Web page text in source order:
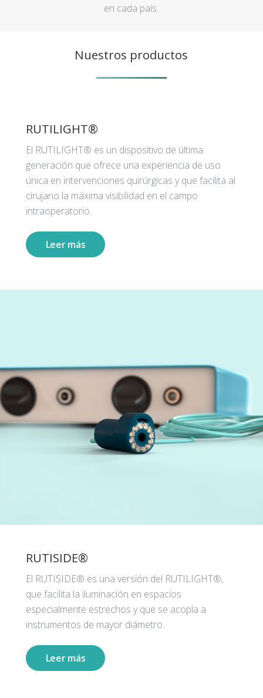
en cada país.
Nuestros productos
RUTILIGHT®
El RUTILIGHT® es un dispositivo de última
generación que ofrece una experiencia de uso
única en intervenciones quirúrgicas y que facilita al
cirujano la máxima visibilidad en el campo
intraoperatorio.
Leer más
RUTISIDE®
El RUTISIDE® es una versión del RUTILIGHT®,
que facilita la iluminación en espacios
especialmente estrechos y que se acopla a
instrumentos de mayor diámetro.
Leer más